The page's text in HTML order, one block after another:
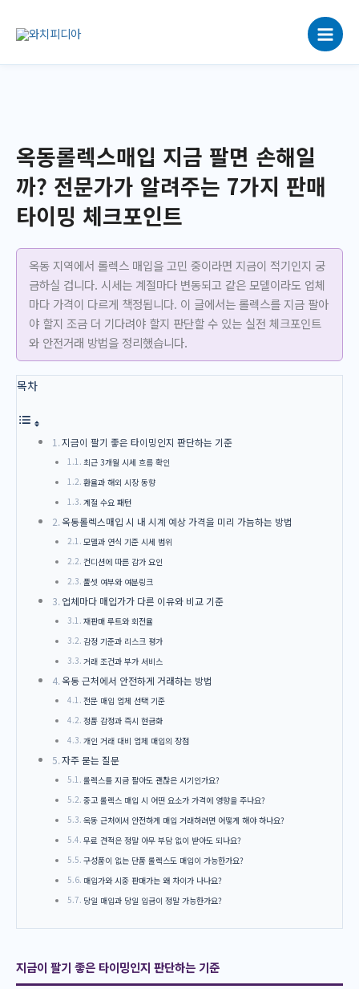
로
옥동롤렉스매입 지금 팔면 손해일
까? 전문가가 알려주는 7가지 판매
타이밍 체크포인트
옥동 지역에서 롤렉스 매입을 고민 중이라면 지금이 적기인지 궁
금하실 겁니다. 시세는 계절마다 변동되고 같은 모델이라도 업체
마다 가격이 다르게 책정됩니다. 이 글에서는 롤렉스를 지금 팔아
야 할지 조금 더 기다려야 할지 판단할 수 있는 실전 체크포인트
와 안전거래 방법을 정리했습니다.
목차
지금이 팔기 좋은 타이밍인지 판단하는 기준
최근 3개월 시세 흐름 확인
환율과 해외 시장 동향
계절 수요 패턴
옥동롤렉스매입 시 내 시계 예상 가격을 미리 가늠하는 방법
모델과 연식 기준 시세 범위
컨디션에 따른 감가 요인
풀셋 여부와 여분링크
업체마다 매입가가 다른 이유와 비교 기준
재판매 루트와 회전율
감정 기준과 리스크 평가
거래 조건과 부가 서비스
옥동 근처에서 안전하게 거래하는 방법
전문 매입 업체 선택 기준
정품 감정과 즉시 현금화
개인 거래 대비 업체 매입의 장점
자주 묻는 질문
롤렉스를 지금 팔아도 괜찮은 시기인가요?
중고 롤렉스 매입 시 어떤 요소가 가격에 영향을 주나요?
옥동 근처에서 안전하게 매입 거래하려면 어떻게 해야 하나요?
무료 견적은 정말 아무 부담 없이 받아도 되나요?
구성품이 없는 단품 롤렉스도 매입이 가능한가요?
매입가와 시중 판매가는 왜 차이가 나나요?
당일 매입과 당일 입금이 정말 가능한가요?
지금이 팔기 좋은 타이밍인지 판단하는 기준